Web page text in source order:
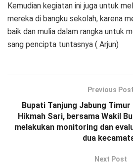
Kemudian kegiatan ini juga untuk
mereka di bangku sekolah, karena
baik dan mulia dalam rangka untuk
sang pencipta tuntasnya ( Arjun)
Previous Post
Bupati Tanjung Jabung
Hikmah Sari, bersama Wakil
melakukan monitoring dan
dua
Next Post